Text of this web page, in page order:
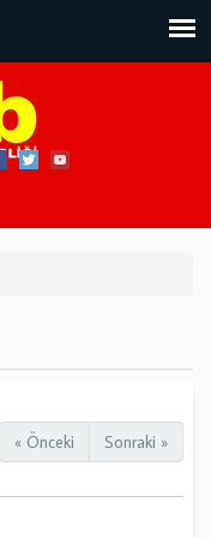
« Önceki Sonraki »